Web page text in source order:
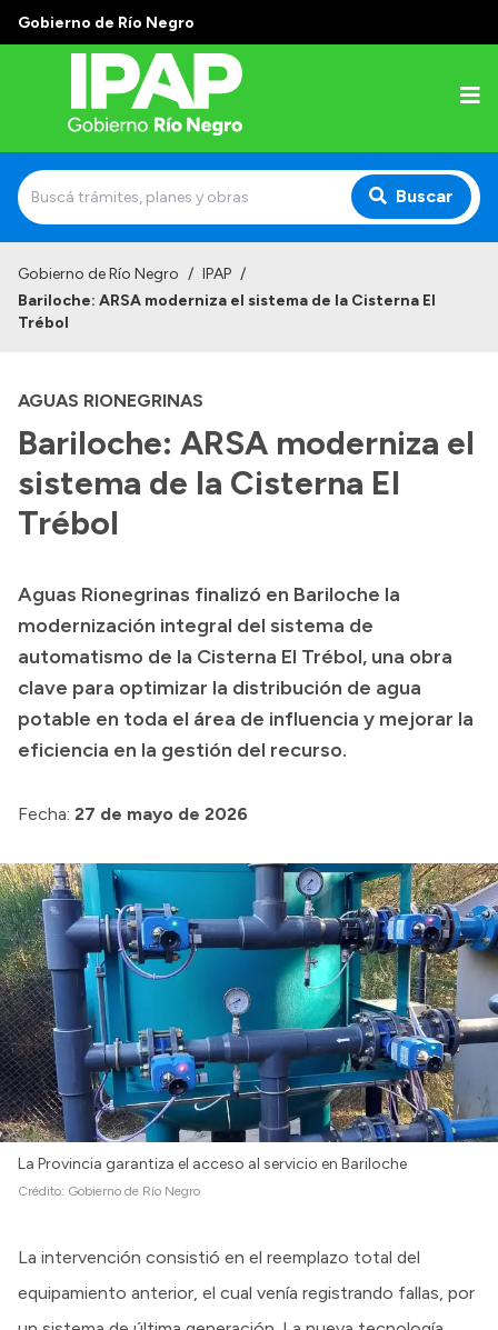
Gobierno de Río Negro
Buscar
Institucional
Autoridades
Alumnos
Docentes y Capacitadores
Delegaciones
Accesos directos
SIU GUARANÍ
SECUNDARIO
TECNICATURAS
Gobierno de Río Negro / IPAP /
Bariloche: ARSA moderniza el sistema de la Cisterna El
Trébol
AGUAS RIONEGRINAS
Bariloche: ARSA moderniza el
sistema de la Cisterna El
Trébol
Aguas Rionegrinas finalizó en Bariloche la
modernización integral del sistema de
automatismo de la Cisterna El Trébol, una obra
clave para optimizar la distribución de agua
potable en toda el área de influencia y mejorar la
eficiencia en la gestión del recurso.
Fecha: 27 de mayo de 2026
La Provincia garantiza el acceso al servicio en Bariloche
Crédito: Gobierno de Río Negro
La intervención consistió en el reemplazo total del
equipamiento anterior, el cual venía registrando fallas, por